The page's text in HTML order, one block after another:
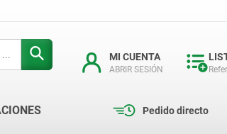
MI CUENTA
ABRIR SESIÓN
Pedido directo